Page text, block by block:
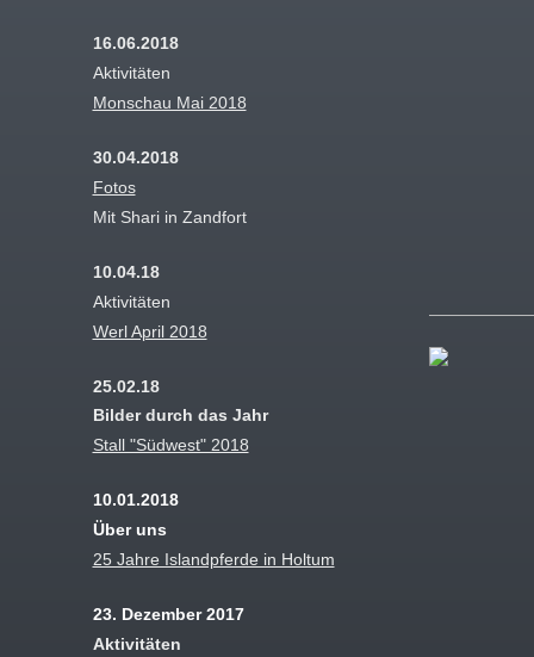
16.06.2018
Aktivitäten
Monschau Mai 2018
30.04.2018
Fotos
Mit Shari in Zandfort
10.04.18
Aktivitäten
Werl April 2018
25.02.18
Bilder durch das Jahr
Stall "Südwest" 2018
10.01.2018
Über uns
25 Jahre Islandpferde in Holtum
23. Dezember 2017
Aktivitäten